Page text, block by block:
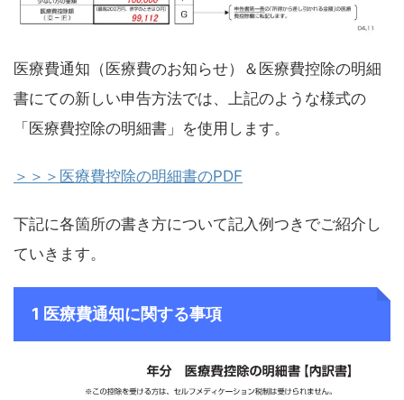
医療費通知（医療費のお知らせ）＆医療費控除の明細
書にての新しい申告方法では、上記のような様式の
「医療費控除の明細書」を使用します。
＞＞＞医療費控除の明細書のPDF
下記に各箇所の書き方について記入例つきでご紹介し
ていきます。
1 医療費通知に関する事項